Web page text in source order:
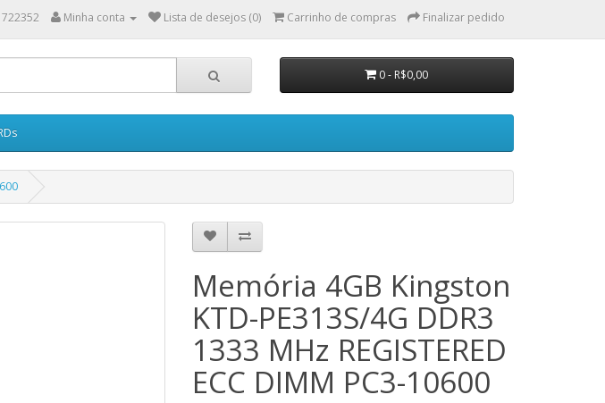
Minha conta Lista de desejos (0) Carrinho de compras Finalizar pedido
0 - R$0,00
Memória 4GB Kingston
KTD-PE313S/4G DDR3
1333 MHz REGISTERED
ECC DIMM PC3-10600